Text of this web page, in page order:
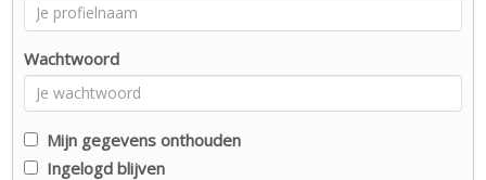
Wachtwoord
Mijn gegevens onthouden
Ingelogd blijven